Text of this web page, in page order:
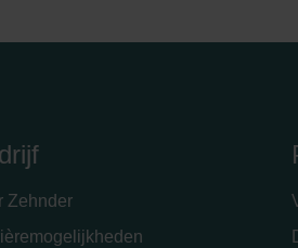
Privacy Policy
Zehnder